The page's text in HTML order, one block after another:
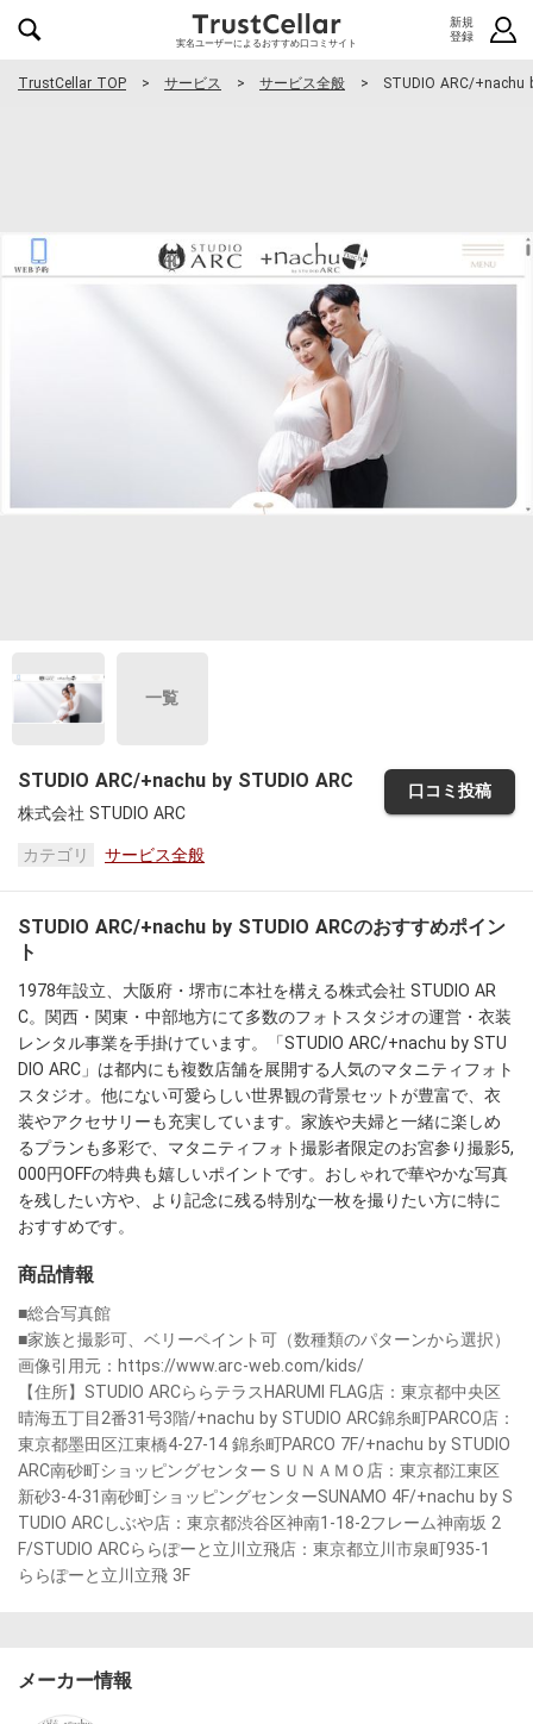
実名ユーザーによるおすすめ口コミサイト
新規
登録
TrustCellar TOP サービス サービス全般 STUDIO ARC/+nachu
一覧
STUDIO ARC/+nachu by STUDIO ARC
株式会社 STUDIO ARC
口コミ投稿
カテゴリ サービス全般
STUDIO ARC/+nachu by STUDIO ARCのおすすめポイン
ト
1978年設立、大阪府・堺市に本社を構える株式会社 STUDIO AR
C。関西・関東・中部地方にて多数のフォトスタジオの運営・衣装
レンタル事業を手掛けています。「STUDIO ARC/+nachu by STU
DIO ARC」は都内にも複数店舗を展開する人気のマタニティフォト
スタジオ。他にない可愛らしい世界観の背景セットが豊富で、衣
装やアクセサリーも充実しています。家族や夫婦と一緒に楽しめ
るプランも多彩で、マタニティフォト撮影者限定のお宮参り撮影5,
000円OFFの特典も嬉しいポイントです。おしゃれで華やかな写真
を残したい方や、より記念に残る特別な一枚を撮りたい方に特に
商品情報
■総合写真館
■家族と撮影可、ベリーペイント可（数種類のパターンから選択）
画像引用元：https://www.arc-web.com/kids/
【住所】STUDIO ARCららテラスHARUMI FLAG店：東京都中央区
晴海五丁目2番31号3階/+nachu by STUDIO ARC錦糸町PARCO店：
東京都墨田区江東橋4-27-14 錦糸町PARCO 7F/+nachu by STUDIO
ARC南砂町ショッピングセンターＳＵＮＡＭＯ店：東京都江東区
新砂3-4-31南砂町ショッピングセンターSUNAMO 4F/+nachu by S
TUDIO ARCしぶや店：東京都渋谷区神南1-18-2フレーム神南坂 2
F/STUDIO ARCららぽーと立川立飛店：東京都立川市泉町935-1
ららぽーと立川立飛 3F
メーカー情報